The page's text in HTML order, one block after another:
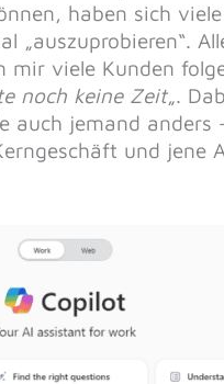
haben sich
„auszuprobieren“.
mir viele Kunden
noch keine Zeit„.
auch jemand anders
und jene